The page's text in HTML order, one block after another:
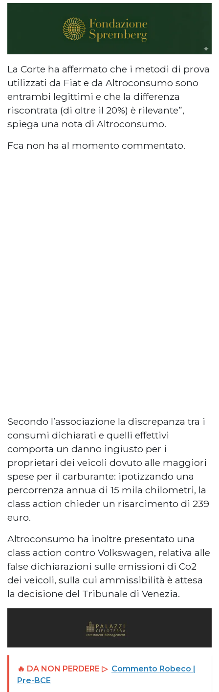
La Corte ha affermato che i metodi di prova
utilizzati da Fiat e da Altroconsumo sono
entrambi legittimi e che la differenza
riscontrata (di oltre il 20%) è rilevante”,
spiega una nota di Altroconsumo.
Fca non ha al momento commentato.
Secondo l’associazione la discrepanza tra i
consumi dichiarati e quelli effettivi
comporta un danno ingiusto per i
proprietari dei veicoli dovuto alle maggiori
spese per il carburante: ipotizzando una
percorrenza annua di 15 mila chilometri, la
class action chieder un risarcimento di 239
euro.
Altroconsumo ha inoltre presentato una
class action contro Volkswagen, relativa alle
false dichiarazioni sulle emissioni di Co2
dei veicoli, sulla cui ammissibilità è attesa
la decisione del Tribunale di Venezia.
🔥 DA NON PERDERE ▷ Commento Robeco |
Pre-BCE